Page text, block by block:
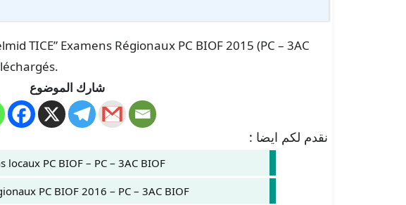
TICE” Examens Régionaux PC BIOF 2015 (PC – 3AC
شارك الموضوع
نقدم لكم ايضا :
locaux PC BIOF – PC – 3AC BIOF
PC BIOF 2016 – PC – 3AC BIOF